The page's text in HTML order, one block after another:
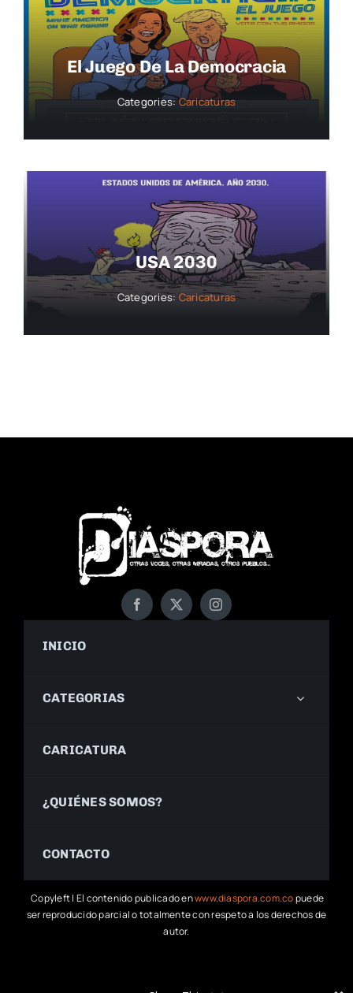
El Juego De La Democracia
Categories:Caricaturas
USA 2030
Categories: Caricaturas
INICIO
CATEGORIAS
CARICATURA
¿QUIÉNES SOMOS?
CONTACTO
Copyleft | El contenido publicado enwww.diaspora.com.copuede
ser reproducido parcial o totalmente con respeto a los derechos de
autor.